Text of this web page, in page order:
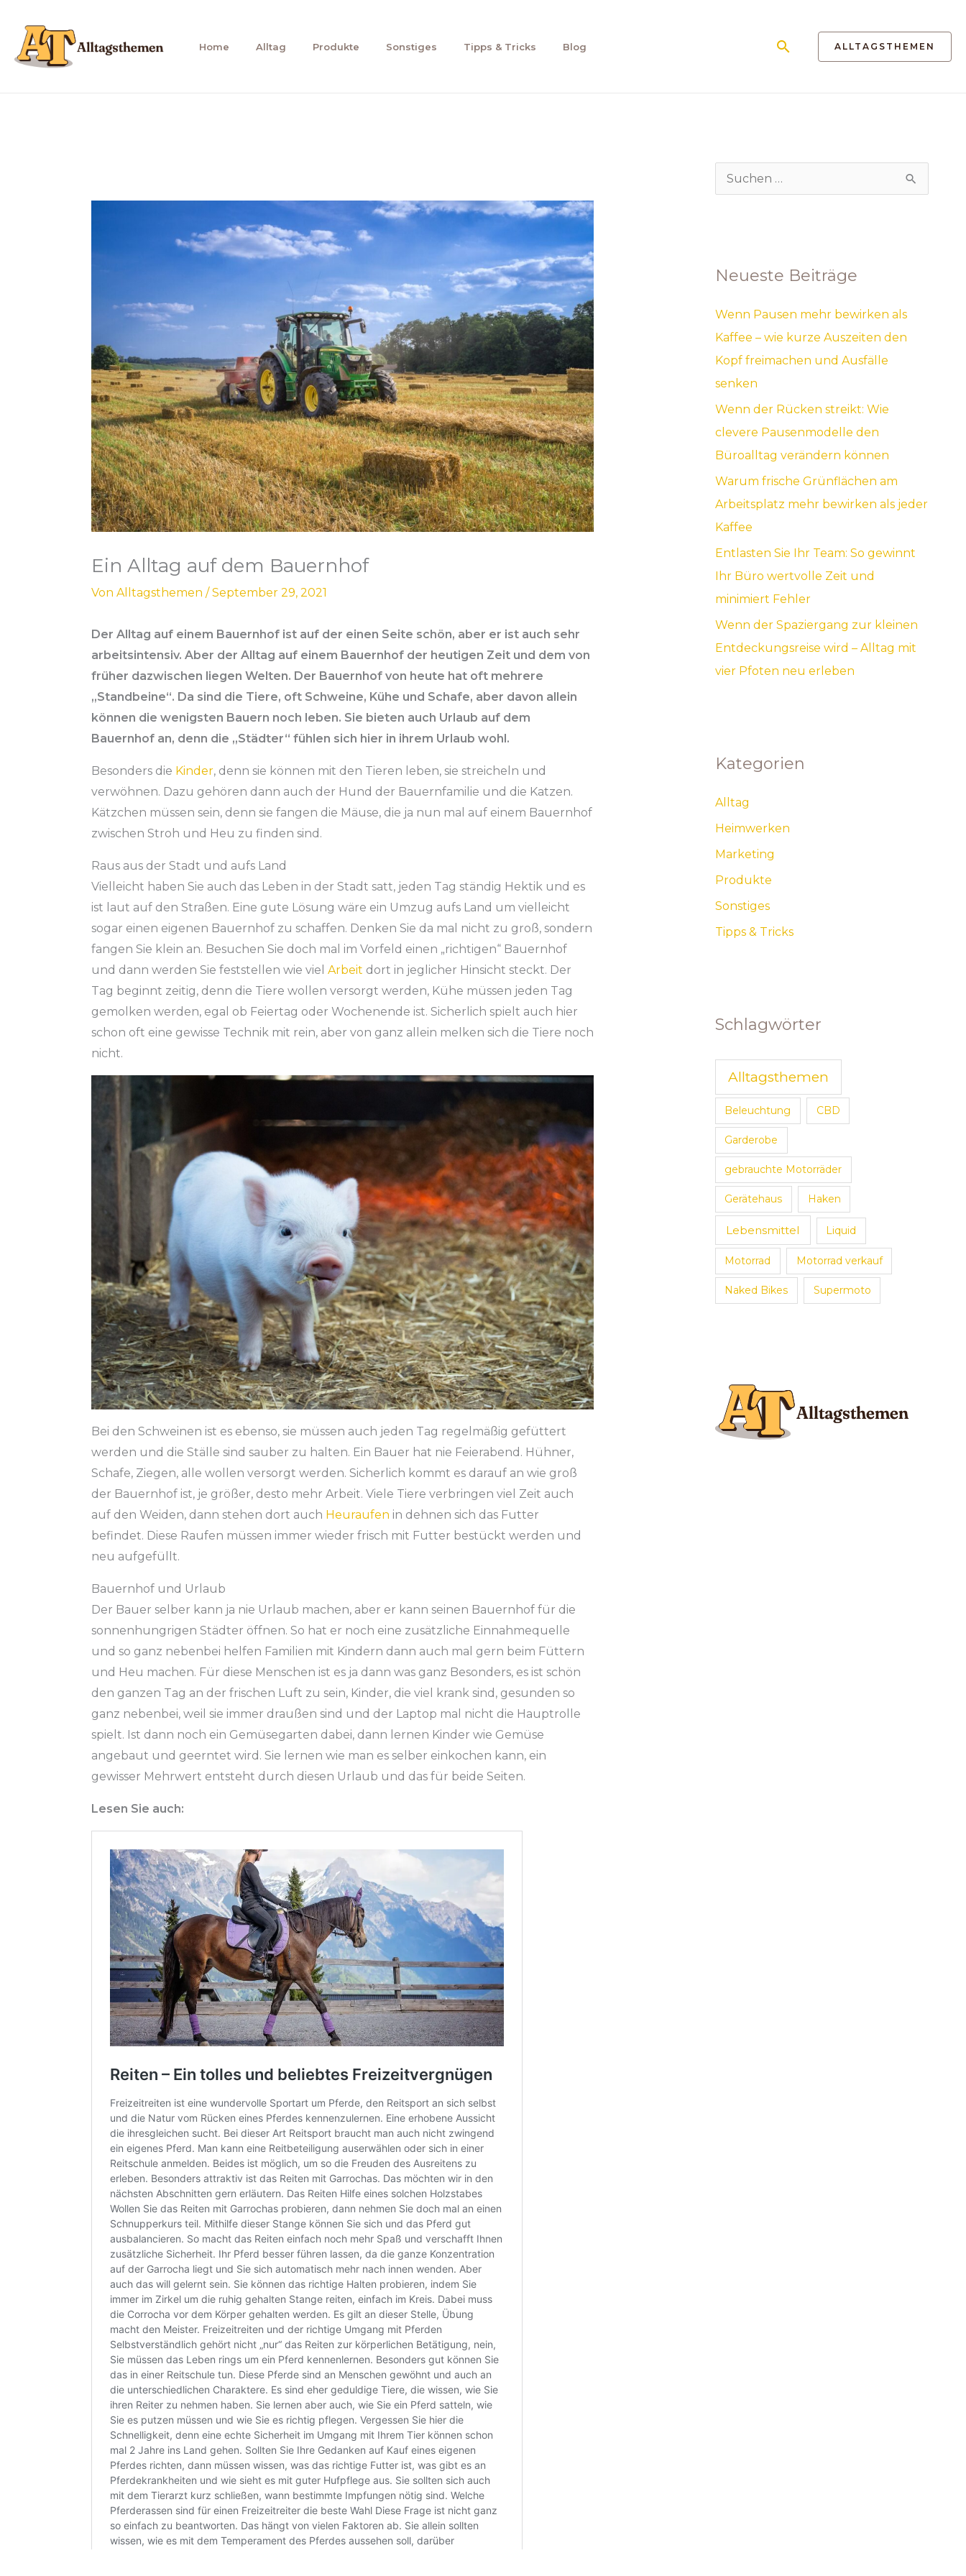
Inhalt
springen
Home Alltag Produkte Sonstiges Tipps & Tricks Blog SuchenALLTAGSTHEMEN
Ein Alltag auf dem Bauernhof
Von Alltagsthemen /September 29, 2021
Der Alltag auf einem Bauernhof ist auf der einen Seite schön, aber er ist auch sehr
arbeitsintensiv. Aber der Alltag auf einem Bauernhof der heutigen Zeit und dem von
früher dazwischen liegen Welten. Der Bauernhof von heute hat oft mehrere
„Standbeine“. Da sind die Tiere, oft Schweine, Kühe und Schafe, aber davon allein
können die wenigsten Bauern noch leben. Sie bieten auch Urlaub auf dem
Bauernhof an, denn die „Städter“ fühlen sich hier in ihrem Urlaub wohl.
Besonders die Kinder, denn sie können mit den Tieren leben, sie streicheln und
verwöhnen. Dazu gehören dann auch der Hund der Bauernfamilie und die Katzen.
Kätzchen müssen sein, denn sie fangen die Mäuse, die ja nun mal auf einem Bauernhof
zwischen Stroh und Heu zu finden sind.
Raus aus der Stadt und aufs Land
Vielleicht haben Sie auch das Leben in der Stadt satt, jeden Tag ständig Hektik und es
ist laut auf den Straßen. Eine gute Lösung wäre ein Umzug aufs Land um vielleicht
sogar einen eigenen Bauernhof zu schaffen. Denken Sie da mal nicht zu groß, sondern
fangen Sie klein an. Besuchen Sie doch mal im Vorfeld einen „richtigen“ Bauernhof
und dann werden Sie feststellen wie viel Arbeit dort in jeglicher Hinsicht steckt. Der
Tag beginnt zeitig, denn die Tiere wollen versorgt werden, Kühe müssen jeden Tag
gemolken werden, egal ob Feiertag oder Wochenende ist. Sicherlich spielt auch hier
schon oft eine gewisse Technik mit rein, aber von ganz allein melken sich die Tiere noch
nicht.
Bei den Schweinen ist es ebenso, sie müssen auch jeden Tag regelmäßig gefüttert
werden und die Ställe sind sauber zu halten. Ein Bauer hat nie Feierabend. Hühner,
Schafe, Ziegen, alle wollen versorgt werden. Sicherlich kommt es darauf an wie groß
der Bauernhof ist, je größer, desto mehr Arbeit. Viele Tiere verbringen viel Zeit auch
auf den Weiden, dann stehen dort auch Heuraufen in dehnen sich das Futter
befindet. Diese Raufen müssen immer wieder frisch mit Futter bestückt werden und
neu aufgefüllt.
Bauernhof und Urlaub
Der Bauer selber kann ja nie Urlaub machen, aber er kann seinen Bauernhof für die
sonnenhungrigen Städter öffnen. So hat er noch eine zusätzliche Einnahmequelle
und so ganz nebenbei helfen Familien mit Kindern dann auch mal gern beim Füttern
und Heu machen. Für diese Menschen ist es ja dann was ganz Besonders, es ist schön
den ganzen Tag an der frischen Luft zu sein, Kinder, die viel krank sind, gesunden so
ganz nebenbei, weil sie immer draußen sind und der Laptop mal nicht die Hauptrolle
spielt. Ist dann noch ein Gemüsegarten dabei, dann lernen Kinder wie Gemüse
angebaut und geerntet wird. Sie lernen wie man es selber einkochen kann, ein
gewisser Mehrwert entsteht durch diesen Urlaub und das für beide Seiten.
Lesen Sie auch:
e
n
a
c
h
:
Neueste Beiträge
Wenn Pausen mehr bewirken als
Kaffee – wie kurze Auszeiten den
Kopf freimachen und Ausfälle
senken
Wenn der Rücken streikt: Wie
clevere Pausenmodelle den
Büroalltag verändern können
Warum frische Grünflächen am
Arbeitsplatz mehr bewirken als jeder
Kaffee
Entlasten Sie Ihr Team: So gewinnt
Ihr Büro wertvolle Zeit und
minimiert Fehler
Wenn der Spaziergang zur kleinen
Entdeckungsreise wird – Alltag mit
vier Pfoten neu erleben
Kategorien
Alltag
Heimwerken
Marketing
Produkte
Sonstiges
Tipps & Tricks
Schlagwörter
Alltagsthemen
Beleuchtung CBD
Garderobe
gebrauchte Motorräder
Gerätehaus Haken
Lebensmittel Liquid
Motorrad Motorrad verkauf
Naked Bikes Supermoto